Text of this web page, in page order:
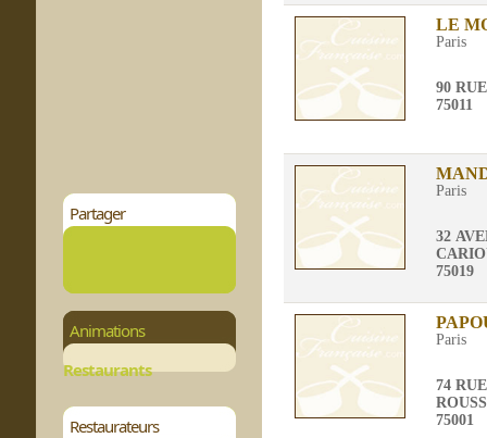
Partager
Animations
Restaurants
Restaurateurs
LE
Paris
90
75011
Paris
32
75019
Paris
74
75001